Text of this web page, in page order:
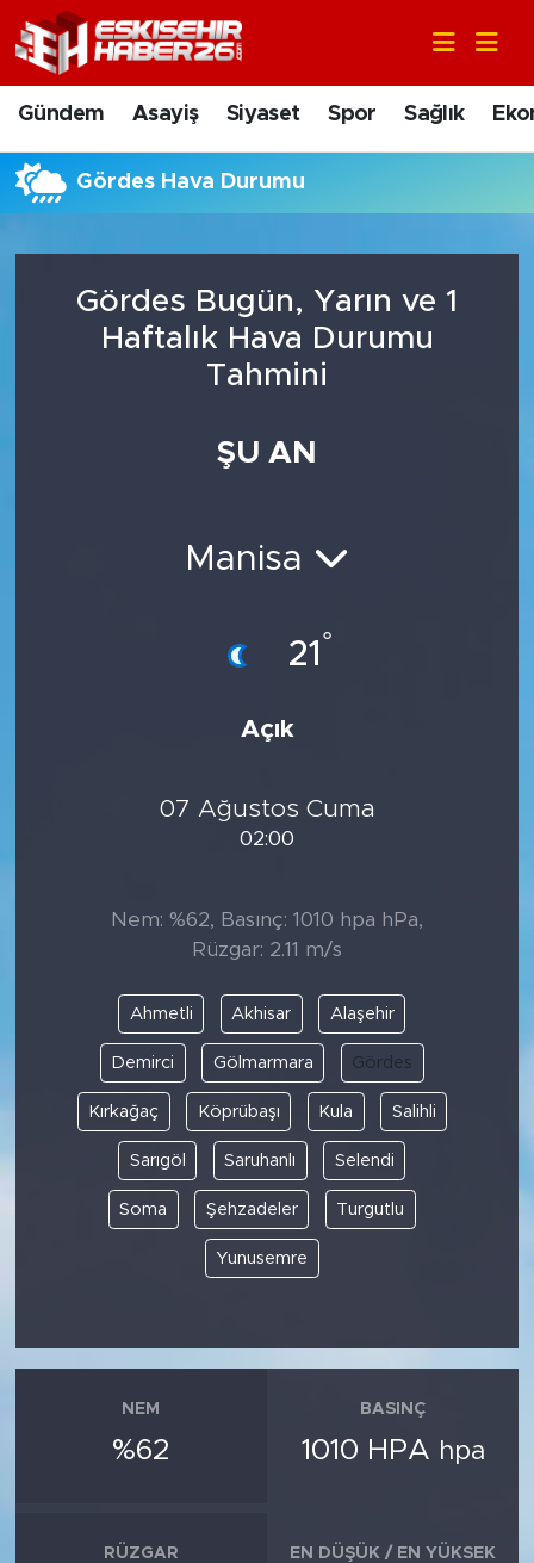
Gündem Asayiş Siyaset Spor Sağlık
Gördes Hava Durumu
Gördes Bugün, Yarın ve 1
Haftalık Hava Durumu
Tahmini
ŞU AN
Manisa
21 °
Açık
07 Ağustos Cuma
02:00
Nem: %62, Basınç: 1010 hpa hPa,
Rüzgar: 2.11 m/s
Ahmetli Akhisar Alaşehir
Demirci Gölmarmara Gördes
Kırkağaç Köprübaşı Kula Salihli
Sarıgöl Saruhanlı Selendi
Soma Şehzadeler Turgutlu
Yunusemre
NEM
%62
BASINÇ
1010 HPA hpa
RÜZGAR EN DÜŞÜK / EN YÜKSEK
Gündem
Asayiş
Siyaset
Sağlık
Nöbetçi Eczaneler
Hava Durumu
Trafik Durumu
Tüm Manşetler